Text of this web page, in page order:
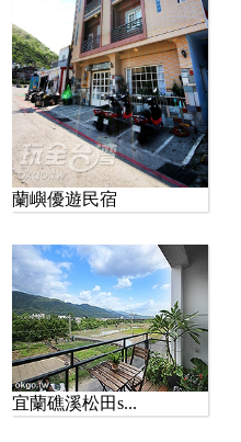
蘭嶼優遊民宿
宜蘭礁溪松田s...